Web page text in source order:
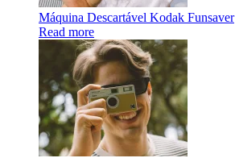
Máquina Descartável Kodak Funsaver
Read more